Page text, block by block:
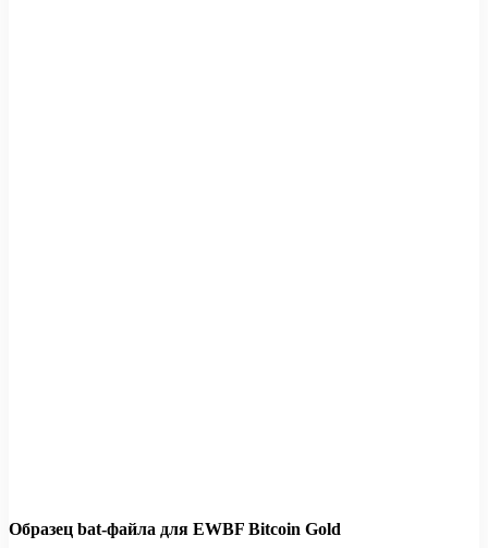
Образец bat-файла для EWBF Bitcoin Gold